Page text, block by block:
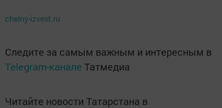
chelny-izvest.ru
Следите за самым важным и интересным в
Telegram-канале Татмедиа
Читайте новости Татарстана в